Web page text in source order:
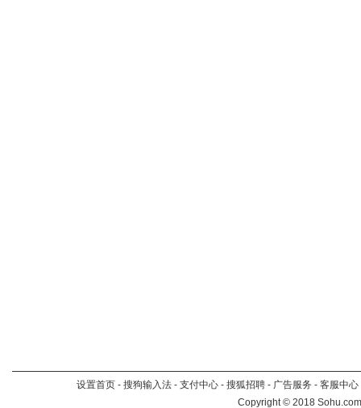
设置首页 - 搜狗输入法 - 支付中心 - 搜狐招聘 - 广告服务 - 客服中心
Copyright©2018